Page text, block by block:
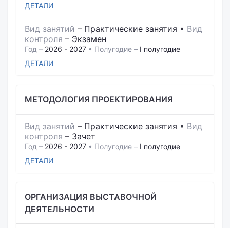
ДЕТАЛИ
Вид занятий – Практические занятия • Вид
контроля – Экзамен
Год – 2026 - 2027 • Полугодие – I полугодие
ДЕТАЛИ
МЕТОДОЛОГИЯ ПРОЕКТИРОВАНИЯ
Вид занятий – Практические занятия • Вид
контроля – Зачет
Год – 2026 - 2027 • Полугодие – I полугодие
ДЕТАЛИ
ОРГАНИЗАЦИЯ ВЫСТАВОЧНОЙ
ДЕЯТЕЛЬНОСТИ